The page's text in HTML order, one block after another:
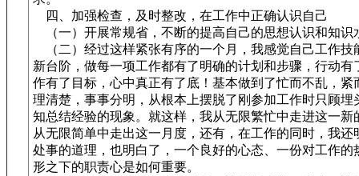
四、加强检查，及时整改，在工作中正确认识自己
（一）开展常规省，不断的提高自己的思想认识和知识
（二）经过这样紧张有序的一个月，我感觉自己工作技
新台阶，做每一项工作都有了明确的计划和步骤，行动有
作有了目标，心中真正有了底！基本做到了忙而不乱，紧
理清楚，事事分明，从根本上摆脱了刚参加工作时只顾埋
知总结经验的现象。就这样，我从无限繁忙中走进这一新
从无限简单中走出这一月度，还有，在工作的同时，我还
处事的道理，也明白了，一个良好的心态、一份对工作的
形之下的职责心是如何重要。